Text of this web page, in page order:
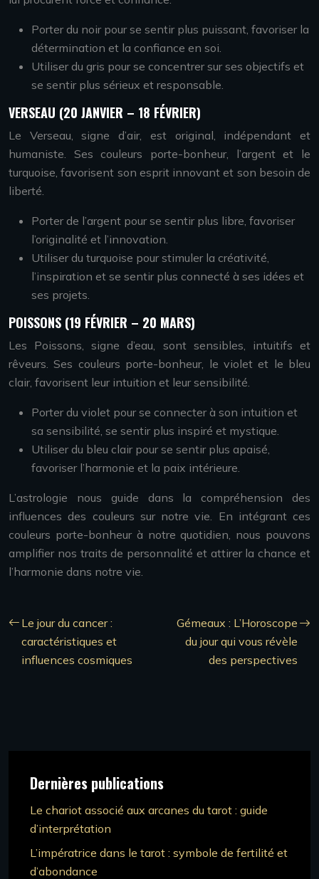
Porter du noir pour se sentir plus puissant, favoriser la
détermination et la confiance en soi.
Utiliser du gris pour se concentrer sur ses objectifs et
se sentir plus sérieux et responsable.
VERSEAU (20 JANVIER – 18 FÉVRIER)
Le Verseau, signe d’air, est original, indépendant et
humaniste. Ses couleurs porte-bonheur, l’argent et le
turquoise, favorisent son esprit innovant et son besoin de
liberté.
Porter de l’argent pour se sentir plus libre, favoriser
l’originalité et l’innovation.
Utiliser du turquoise pour stimuler la créativité,
l’inspiration et se sentir plus connecté à ses idées et
ses projets.
POISSONS (19 FÉVRIER – 20 MARS)
Les Poissons, signe d’eau, sont sensibles, intuitifs et
rêveurs. Ses couleurs porte-bonheur, le violet et le bleu
clair, favorisent leur intuition et leur sensibilité.
Porter du violet pour se connecter à son intuition et
sa sensibilité, se sentir plus inspiré et mystique.
Utiliser du bleu clair pour se sentir plus apaisé,
favoriser l’harmonie et la paix intérieure.
L’astrologie nous guide dans la compréhension des
influences des couleurs sur notre vie. En intégrant ces
couleurs porte-bonheur à notre quotidien, nous pouvons
amplifier nos traits de personnalité et attirer la chance et
l’harmonie dans notre vie.
Le jour du cancer :
caractéristiques et
influences cosmiques
Gémeaux : L’Horoscope
du jour qui vous révèle
des perspectives
Dernières publications
Le chariot associé aux arcanes du tarot : guide
d’interprétation
L’impératrice dans le tarot : symbole de fertilité et
d’abondance